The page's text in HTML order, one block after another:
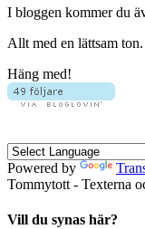
I bloggen kommer du
Allt med en lättsam ton.
Häng med!
Powered by
Tommytott - Texterna
Vill du synas här?